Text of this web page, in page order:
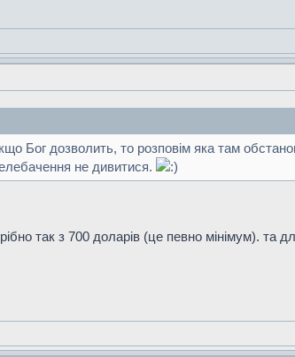
Бог дозволить, то розповім яка там
не дивитися.
так з 700 доларів (це певно мінімум). та